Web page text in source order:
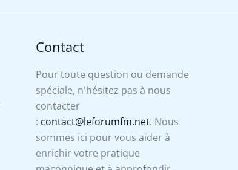
Contact
Pour toute question ou demande
spéciale, n'hésitez pas à nous
contacter
: contact@leforumfm.net. Nous
sommes ici pour vous aider à
enrichir votre pratique